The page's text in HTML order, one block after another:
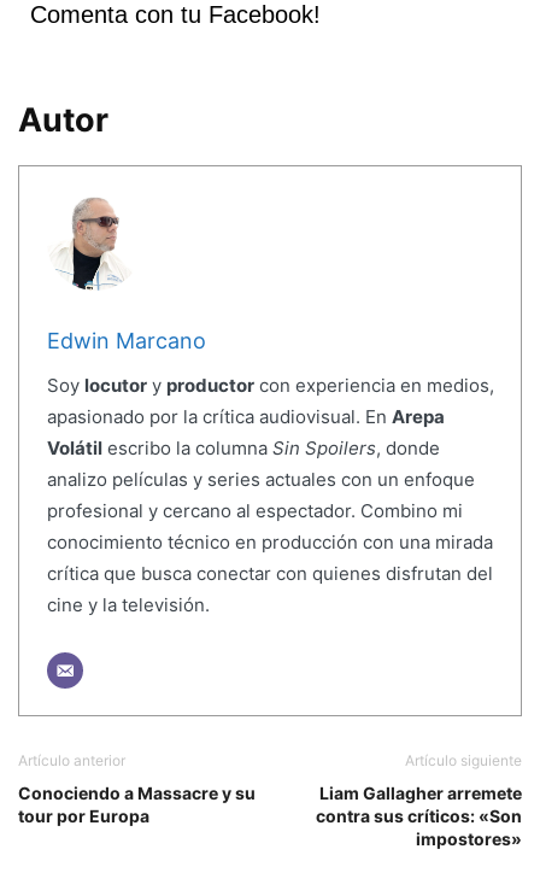
Comenta con tu Facebook!
Autor
Edwin Marcano
Soy locutory productorcon experiencia en medios,
apasionado por la crítica audiovisual. En Arepa
Volátilescribo la columna Sin Spoilers, donde
analizo películas y series actuales con un enfoque
profesional y cercano al espectador. Combino mi
conocimiento técnico en producción con una mirada
crítica que busca conectar con quienes disfrutan del
cine y la televisión.
Artículo anterior
Conociendo a Massacre y su
tour por Europa
Artículo siguiente
Liam Gallagher arremete
contra sus críticos: «Son
impostores»